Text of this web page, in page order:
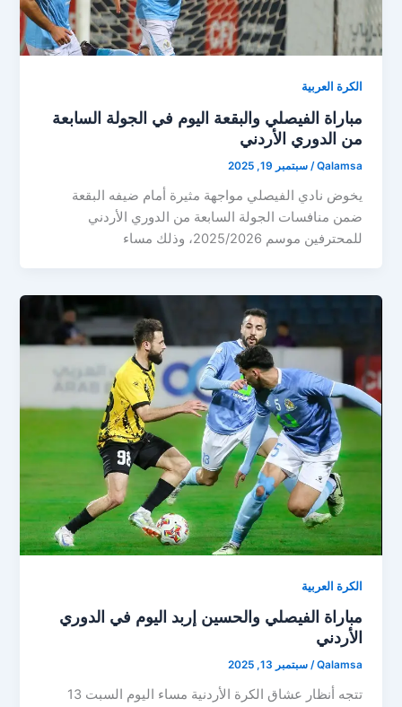
الكرة العربية
مباراة الفيصلي والبقعة اليوم في الجولة السابعة
من الدوري الأردني
Qalamsa
/سبتمبر 19, 2025
يخوض نادي الفيصلي مواجهة مثيرة أمام ضيفه البقعة
ضمن منافسات الجولة السابعة من الدوري الأردني
للمحترفين موسم 2025/2026، وذلك مساء
الكرة العربية
مباراة الفيصلي والحسين إربد اليوم في الدوري
الأردني
Qalamsa
/سبتمبر 13, 2025
تتجه أنظار عشاق الكرة الأردنية مساء اليوم السبت 13